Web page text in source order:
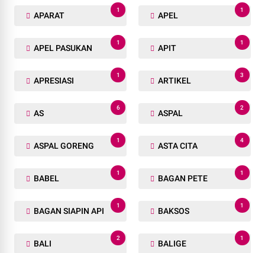
APARAT
1
APEL
1
APEL PASUKAN
1
APIT
1
APRESIASI
1
ARTIKEL
3
AS
6
ASPAL
2
ASPAL GORENG
1
ASTA CITA
4
BABEL
1
BAGAN PETE
1
BAGAN SIAPIN API
1
BAKSOS
1
BALI
2
BALIGE
1